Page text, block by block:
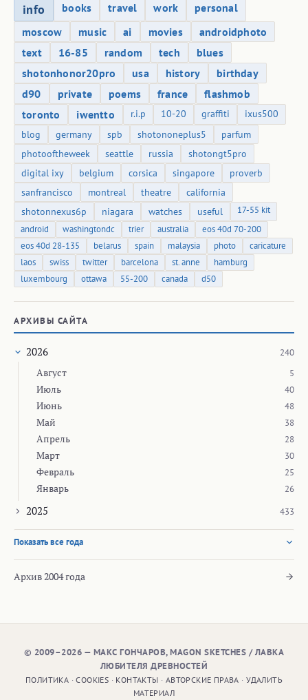
info
books travel work
personal
moscow
music ai movies
androidphoto
text
16-85 random tech
blues
shotonhonor20pro
usa history
birthday
d90
private poems france
flashmob
toronto
iwentto r.i.p 10-20 graffiti
ixus500
blog
germany spb shotononeplus5
parfum
photooftheweek
seattle russia
shotongt5pro
digital ixy
belgium corsica singapore
proverb
sanfrancisco
montreal theatre
california
shotonnexus6p
niagara watches useful
17-55 kit
android
washingtondc trier australia
eos 40d 70-200
eos 40d 28-135
belarus spain malaysia photo
caricature
laos
swiss twitter barcelona st. anne
hamburg
luxembourg
ottawa 55-200 canada d50
АРХИВЫ САЙТА
2026 240
Август 5
Июль 40
Июнь 48
Май 38
Апрель 28
Март 30
Февраль 25
Январь 26
2025 433
Показать все года
Архив 2004 года
© 2009–2026 — МАКС ГОНЧАРОВ, MAGON SKETCHES / ЛАВКА
ЛЮБИТЕЛЯ ДРЕВНОСТЕЙ
ПОЛИТИКА ·COOKIES · КОНТАКТЫ · АВТОРСКИЕ ПРАВА ·УДАЛИТЬ
МАТЕРИАЛ